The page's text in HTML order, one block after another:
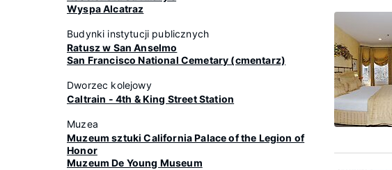
Wyspa Alcatraz
Budynki instytucji publicznych
Ratusz w San Anselmo
San Francisco National Cemetary (cmentarz)
Dworzec kolejowy
Caltrain - 4th & King Street Station
Muzea
Muzeum sztuki California Palace of the Legion of
Honor
Muzeum De Young Museum